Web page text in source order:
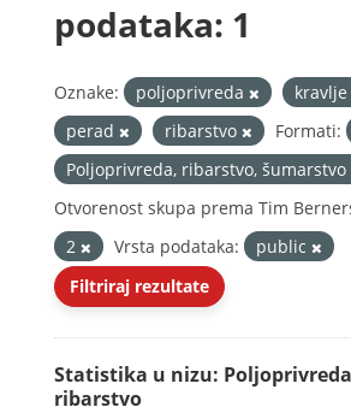
podataka: 1
Oznake: poljoprivreda
perad
ribarstvo Formati:
Poljoprivreda, ribarstvo,
Otvorenost skupa prema Tim
2
Vrsta podataka:
public
Filtriraj rezultate
Statistika u nizu:
ribarstvo